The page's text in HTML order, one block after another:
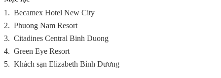
1. Becamex Hotel New City
2. Phuong Nam Resort
3. Citadines Central Binh Duong
4. Green Eye Resort
5. Khách sạn Elizabeth Bình Dương